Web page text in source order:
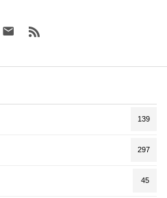
feedly Contact
139
297
45